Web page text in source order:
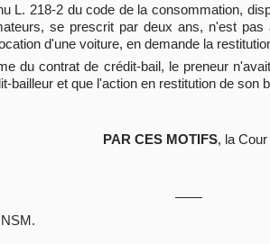
L. 218-2 du code de la consommation,
se prescrit par deux ans, n'est
d'une voiture, en demande la
du contrat de crédit-bail, le preneur
bailleur et que l'action en restitution de son
PAR CES MOTIFS, la Cour